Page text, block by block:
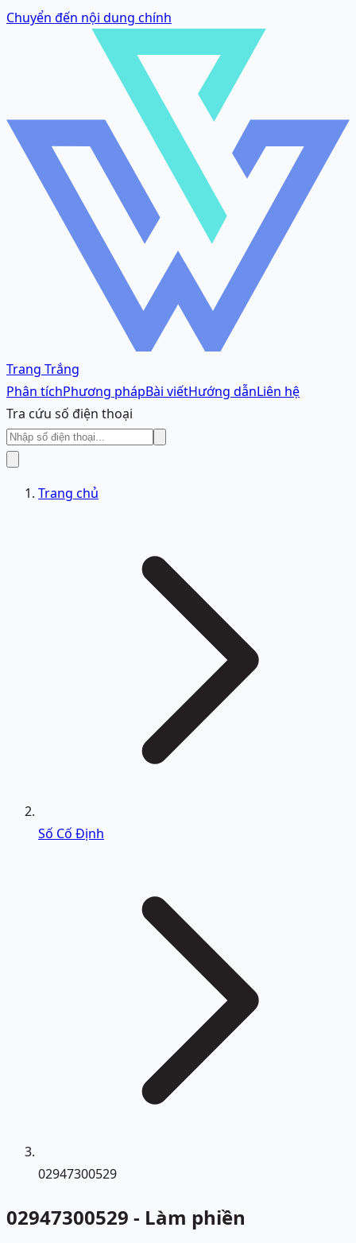
Chuyển đến nội dung chính
Trang Trắng
Phân tíchPhương phápBài viếtHướng dẫnLiên hệ
Tra cứu số điện thoại
Trang chủ
Số Cố Định
02947300529
02947300529 - Làm phiền